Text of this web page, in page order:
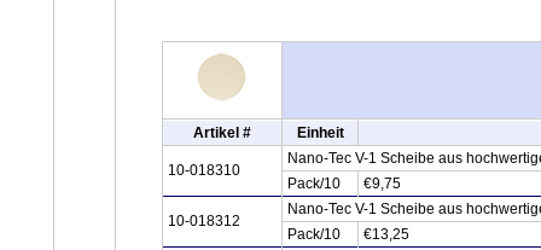
Artikel # Einheit
10-018310
Nano-Tec V-1 Scheibe aus
Pack/10
€9,75
10-018312
Nano-Tec V-1 Scheibe aus
Pack/10
€13,25